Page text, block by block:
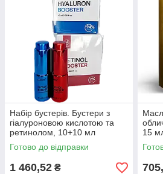
нашем магазине оптом и в розницу.
необходимо позвонить по
оставить заявку на сайте.
Набір бустерів. Бустери з
гіалуроновою кислотою та
ретинолом, 10+10 мл
Готово до відправки
1 460,52 ₴
15